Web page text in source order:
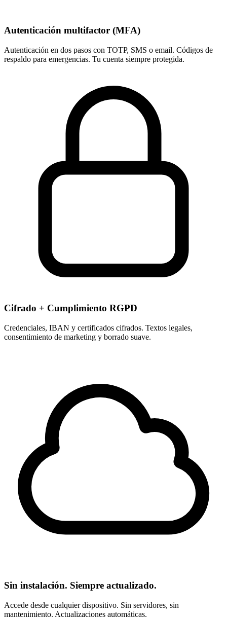
Autenticación multifactor (MFA)
Autenticación en dos pasos con TOTP, SMS o email. Códigos de
respaldo para emergencias. Tu cuenta siempre protegida.
Cifrado + Cumplimiento RGPD
Credenciales, IBAN y certificados cifrados. Textos legales,
consentimiento de marketing y borrado suave.
Sin instalación. Siempre actualizado.
Accede desde cualquier dispositivo. Sin servidores, sin
mantenimiento. Actualizaciones automáticas.